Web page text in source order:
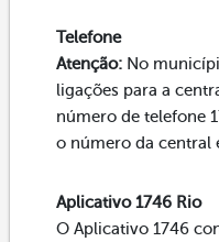
Telefone
Atenção: No
ligações para a
número de telefone
o número da central
Aplicativo 1746 Rio
O Aplicativo 1746